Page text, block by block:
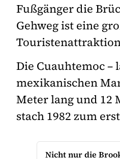
Fußgänger die
Gehweg ist eine
Die Cuauhtemoc –
mexikanischen
Meter lang und 12
stach 1982 zum
Nicht nur die